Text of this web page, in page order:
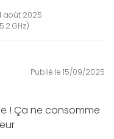
août 2025
GHz)
Publié le 15/09/2025
! Ça ne consomme